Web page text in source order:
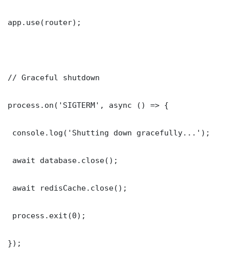
app.use(router);
// Graceful shutdown
process.on('SIGTERM', async () => {
console.log('Shutting down gracefully...');
await database.close();
await redisCache.close();
process.exit(0);
});